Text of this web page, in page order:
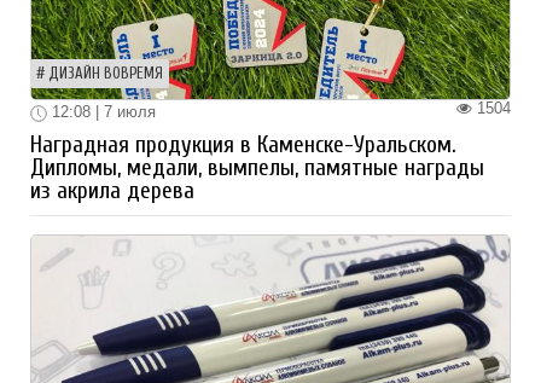
ДИЗАЙН ВОВРЕМЯ
1504
12:08 | 7 июля
Наградная продукция в Каменске-Уральском.
Дипломы, медали, вымпелы, памятные награды
из акрила дерева